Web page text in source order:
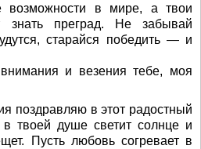
возможности в мире, а твои
знать преград. Не забывай
старайся победить — и
и везения тебе, моя
поздравляю в этот радостный
твоей душе светит солнце и
Пусть любовь согревает в